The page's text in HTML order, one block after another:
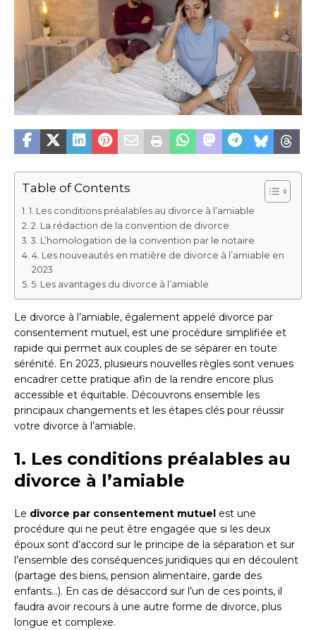
Table of Contents
1. Les conditions préalables au divorce à l’amiable
2. La rédaction de la convention de divorce
3. L’homologation de la convention par le notaire
4. Les nouveautés en matière de divorce à l’amiable en
2023
5. Les avantages du divorce à l’amiable
Le divorce à l’amiable, également appelé divorce par
consentement mutuel, est une procédure simplifiée et
rapide qui permet aux couples de se séparer en toute
sérénité. En 2023, plusieurs nouvelles règles sont venues
encadrer cette pratique afin de la rendre encore plus
accessible et équitable. Découvrons ensemble les
principaux changements et les étapes clés pour réussir
votre divorce à l’amiable.
1. Les conditions préalables au
divorce à l’amiable
Le divorce par consentement mutuel est une
procédure qui ne peut être engagée que si les deux
époux sont d’accord sur le principe de la séparation et sur
l’ensemble des conséquences juridiques qui en découlent
(partage des biens, pension alimentaire, garde des
enfants…). En cas de désaccord sur l’un de ces points, il
faudra avoir recours à une autre forme de divorce, plus
longue et complexe.